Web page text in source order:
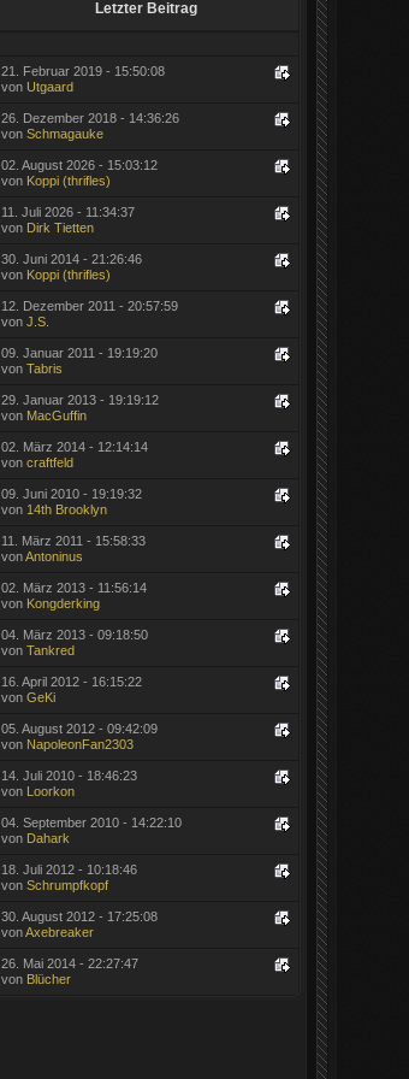
Letzter Beitrag
21. Februar 2019 - 15:50:08
von Utgaard
26. Dezember 2018 - 14:36:26
von Schmagauke
02. August 2026 - 15:03:12
von Koppi (thrifles)
11. Juli 2026 - 11:34:37
von Dirk Tietten
30. Juni 2014 - 21:26:46
von Koppi (thrifles)
12. Dezember 2011 - 20:57:59
von J.S.
09. Januar 2011 - 19:19:20
von Tabris
29. Januar 2013 - 19:19:12
von MacGuffin
02. März 2014 - 12:14:14
von craftfeld
09. Juni 2010 - 19:19:32
von 14th Brooklyn
11. März 2011 - 15:58:33
vonAntoninus
02. März 2013 - 11:56:14
von Kongderking
04. März 2013 - 09:18:50
von Tankred
16. April 2012 - 16:15:22
von GeKi
05. August 2012 - 09:42:09
von NapoleonFan2303
14. Juli 2010 - 18:46:23
von Loorkon
04. September 2010 - 14:22:10
von Dahark
18. Juli 2012 - 10:18:46
von Schrumpfkopf
30. August 2012 - 17:25:08
vonAxebreaker
26. Mai 2014 - 22:27:47
von Blücher